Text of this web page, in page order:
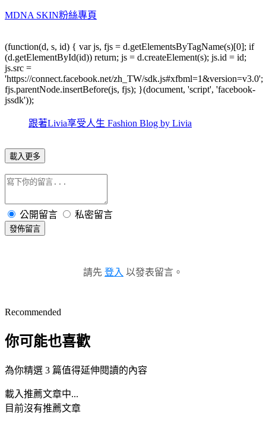
MDNA SKIN粉絲專頁
(function(d, s, id) { var js, fjs = d.getElementsByTagName(s)[0]; if
(d.getElementById(id)) return; js = d.createElement(s); js.id = id;
js.src =
'https://connect.facebook.net/zh_TW/sdk.js#xfbml=1&version=v3.0';
fjs.parentNode.insertBefore(js, fjs); }(document, 'script', 'facebook-
jssdk'));
跟著Livia享受人生 Fashion Blog by Livia
載入更多
公開留言 私密留言
發佈留言
請先 登入 以發表留言。
Recommended
你可能也喜歡
為你精選 3 篇值得延伸閱讀的內容
載入推薦文章中...
目前沒有推薦文章